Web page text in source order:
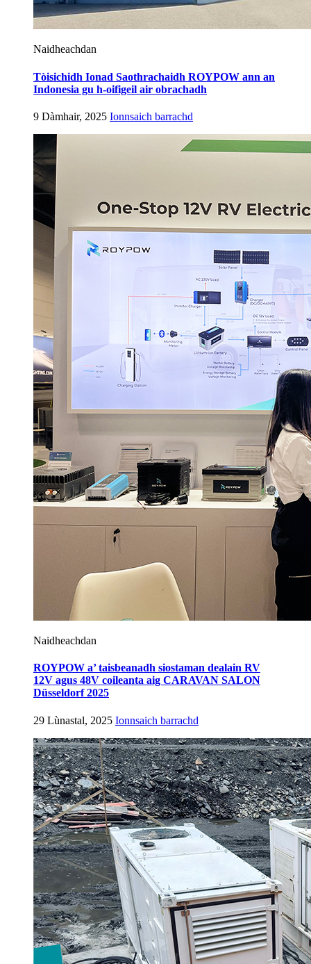
Naidheachdan
Tòisichidh Ionad Saothrachaidh ROYPOW ann an
Indonesia gu h-oifigeil air obrachadh
9 Dàmhair, 2025 Ionnsaich barrachd
Naidheachdan
ROYPOW a’ taisbeanadh siostaman dealain RV
12V agus 48V coileanta aig CARAVAN SALON
Düsseldorf 2025
29 Lùnastal, 2025 Ionnsaich barrachd